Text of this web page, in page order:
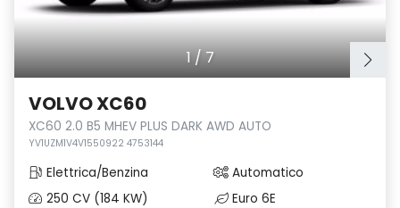
1/7
VOLVO XC60
XC60 2.0 B5 MHEV PLUS DARK AWD AUTO
YV1UZM1V4V1550922 4753144
Elettrica/Benzina
Automatico
250 CV (184 KW)
Euro 6E